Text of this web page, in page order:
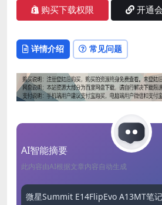
购买下载权限 开通
详情介绍 常见问题
AI智能摘要
此内容由AI根据文章内容自动生成
微星Summit E14FlipEvo A13MT笔